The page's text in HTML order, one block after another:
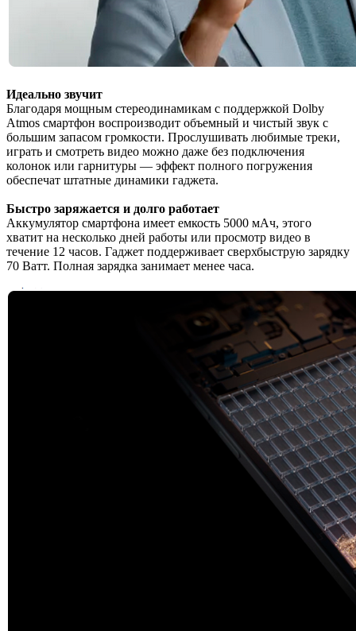
Идеально звучит
Благодаря мощным стереодинамикам с поддержкой Dolby
Atmos смартфон воспроизводит объемный и чистый звук с
большим запасом громкости. Прослушивать любимые треки,
играть и смотреть видео можно даже без подключения
колонок или гарнитуры — эффект полного погружения
обеспечат штатные динамики гаджета.
Быстро заряжается и долго работает
Аккумулятор смартфона имеет емкость 5000 мАч, этого
хватит на несколько дней работы или просмотр видео в
течение 12 часов. Гаджет поддерживает сверхбыструю зарядку
70 Ватт. Полная зарядка занимает менее часа.